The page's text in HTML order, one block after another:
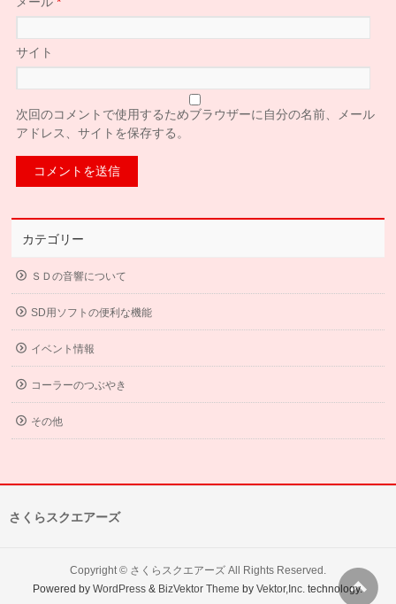
サイト
次回のコメントで使用するためブラウザーに自分の名前、メール
アドレス、サイトを保存する。
カテゴリー
ＳＤの音響について
SD用ソフトの便利な機能
イベント情報
コーラーのつぶやき
その他
さくらスクエアーズ
Copyright © さくらスクエアーズAll Rights Reserved.
Powered byWordPress & BizVektor Theme byVektor,Inc. technology.